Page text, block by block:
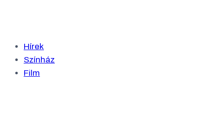
Hírek
Színház
Film